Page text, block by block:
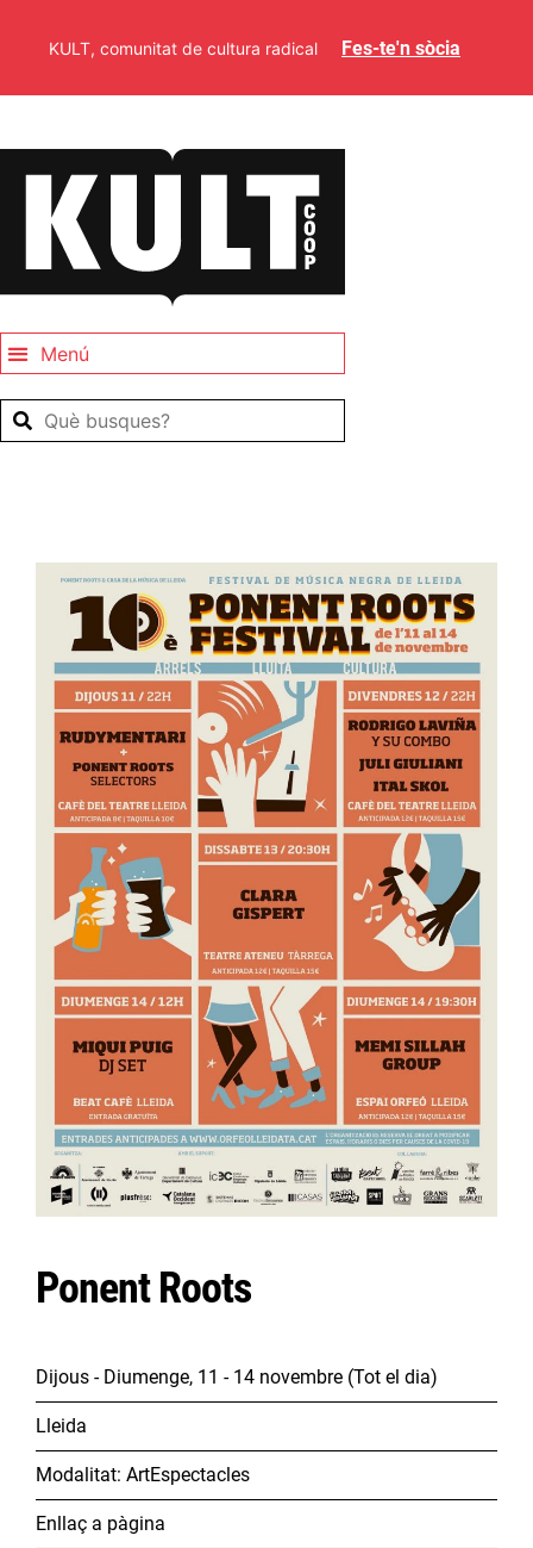
KULT, comunitat de cultura radical Fes-te'n sòcia
Ponent Roots
Dijous - Diumenge, 11 - 14 novembre (Tot el dia)
Lleida
Modalitat: ArtEspectacles
Enllaç a pàgina